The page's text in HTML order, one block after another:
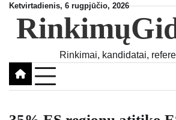
Skip
content
Ketvirtadienis, 6 rugpjūčio, 2026
Rinkimai, kandidatai,